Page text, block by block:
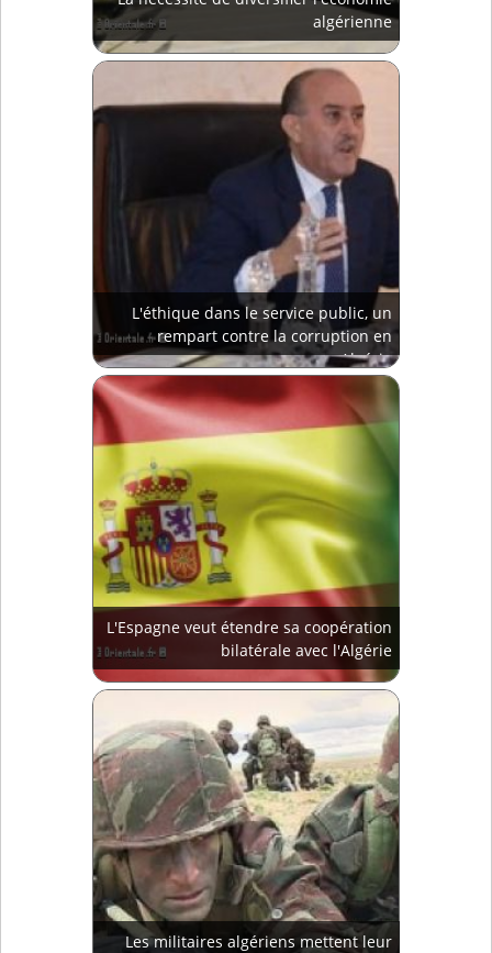
algérienne
L'éthique dans le service public, un
rempart contre la corruption en
Algérie
L'Espagne veut étendre sa coopération
bilatérale avec l'Algérie
Les militaires algériens mettent leur